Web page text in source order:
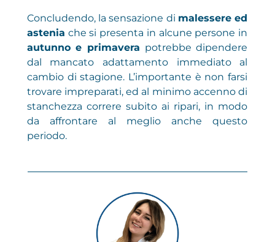
Concludendo, la sensazione di malessere ed
astenia che si presenta in alcune persone in
autunno e primavera potrebbe dipendere
dal mancato adattamento immediato al
cambio di stagione. L’importante è non farsi
trovare impreparati, ed al minimo accenno di
stanchezza correre subito ai ripari, in modo
da affrontare al meglio anche questo
periodo.